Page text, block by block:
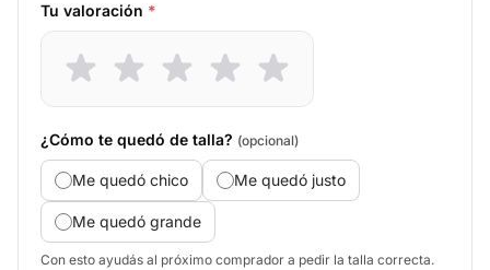
Tu valoración *
¿Cómo te quedó de talla? (opcional)
Me quedó chico Me quedó justo
Me quedó grande
Con esto ayudás al próximo comprador a pedir la talla correcta.